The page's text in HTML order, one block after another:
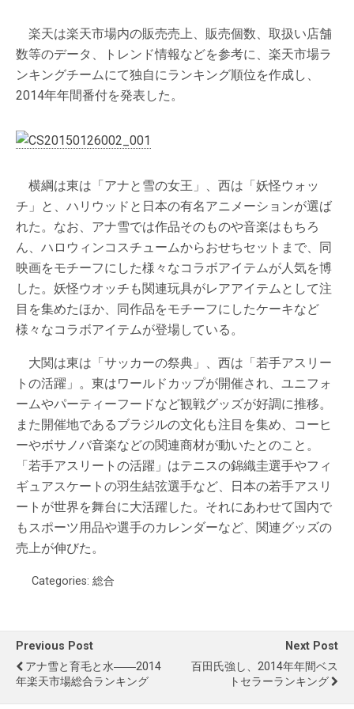
楽天は楽天市場内の販売売上、販売個数、取扱い店舗
数等のデータ、トレンド情報などを参考に、楽天市場ラ
ンキングチームにて独自にランキング順位を作成し、
2014年年間番付を発表した。
横綱は東は「アナと雪の女王」、西は「妖怪ウォッ
チ」と、ハリウッドと日本の有名アニメーションが選ば
れた。なお、アナ雪では作品そのものや音楽はもちろ
ん、ハロウィンコスチュームからおせちセットまで、同
映画をモチーフにした様々なコラボアイテムが人気を博
した。妖怪ウオッチも関連玩具がレアアイテムとして注
目を集めたほか、同作品をモチーフにしたケーキなど
様々なコラボアイテムが登場している。
大関は東は「サッカーの祭典」、西は「若手アスリー
トの活躍」。東はワールドカップが開催され、ユニフォ
ームやパーティーフードなど観戦グッズが好調に推移。
また開催地であるブラジルの文化も注目を集め、コーヒ
ーやボサノバ音楽などの関連商材が動いたとのこと。
「若手アスリートの活躍」はテニスの錦織圭選手やフィ
ギュアスケートの羽生結弦選手など、日本の若手アスリ
ートが世界を舞台に大活躍した。それにあわせて国内で
もスポーツ用品や選手のカレンダーなど、関連グッズの
売上が伸びた。
Categories: 総合
Previous Post
アナ雪と育毛と水――2014
年楽天市場総合ランキング
Next Post
百田氏強し、2014年年間ベス
トセラーランキング